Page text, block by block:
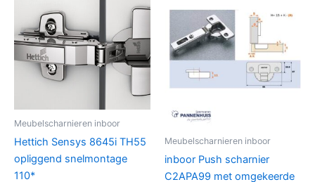
Meubelscharnieren inboor
Hettich Sensys 8645i TH55
opliggend snelmontage
110*
Meubelscharnieren inboor
inboor Push scharnier
C2APA99 met omgekeerde